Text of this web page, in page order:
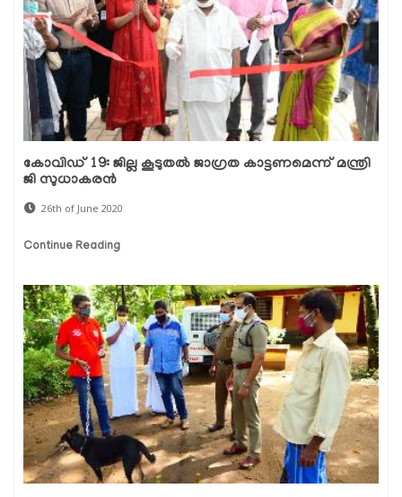
കോവിഡ് 19: ജില്ല കൂടുതല്‍ ജാഗ്രത കാട്ടണമെന്ന് മന്ത്രി
ജി സുധാകരന്‍
26th of June 2020
Continue Reading